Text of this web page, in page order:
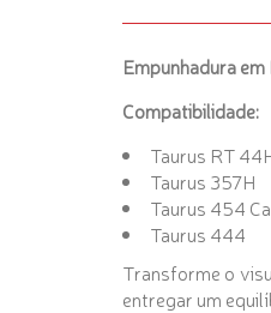
Empunhadura
Compatibilidade:
Taurus RT
Taurus 357H
Taurus 454
Taurus 444
Transforme o
entregar um